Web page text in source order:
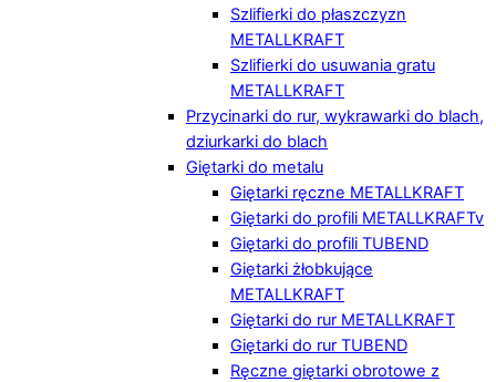
Szlifierki do płaszczyzn
METALLKRAFT
Szlifierki do usuwania gratu
METALLKRAFT
Przycinarki do rur, wykrawarki do blach,
dziurkarki do blach
Giętarki do metalu
Giętarki ręczne METALLKRAFT
Giętarki do profili METALLKRAFTv
Giętarki do profili TUBEND
Giętarki żłobkujące
METALLKRAFT
Giętarki do rur METALLKRAFT
Giętarki do rur TUBEND
Ręczne giętarki obrotowe z